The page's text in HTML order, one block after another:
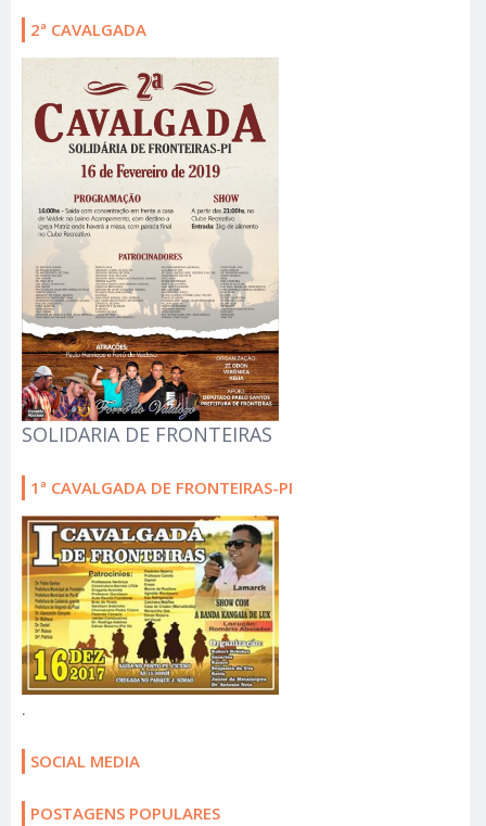
2ª CAVALGADA
SOLIDARIA DE FRONTEIRAS
1ª CAVALGADA DE FRONTEIRAS-PI
.
SOCIAL MEDIA
POSTAGENS POPULARES